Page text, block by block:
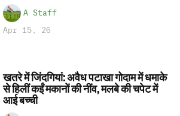
A Staff
Apr 15, 26
खतरे में जिंदगियां: अवैध पटाखा गोदाम में धमाके
से हिलीं कईं मकानों की नींव, मलबे की चपेट में
आई बच्ची